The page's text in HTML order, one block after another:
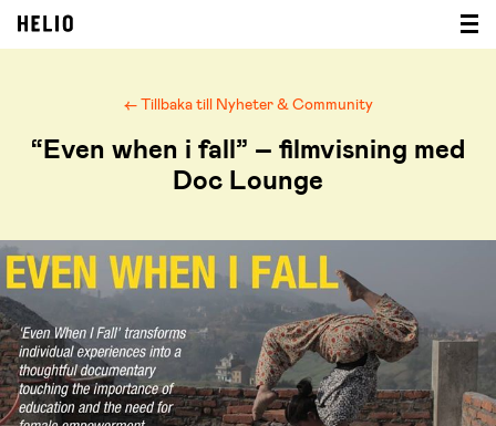
← Tillbaka till Nyheter & Community
“Even when i fall” – filmvisning med
Doc Lounge